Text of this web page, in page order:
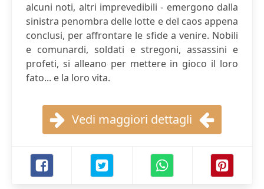
alcuni noti, altri imprevedibili - emergono dalla
sinistra penombra delle lotte e del caos appena
conclusi, per affrontare le sfide a venire. Nobili
e comunardi, soldati e stregoni, assassini e
profeti, si alleano per mettere in gioco il loro
fato... e la loro vita.
Vedi maggiori dettagli